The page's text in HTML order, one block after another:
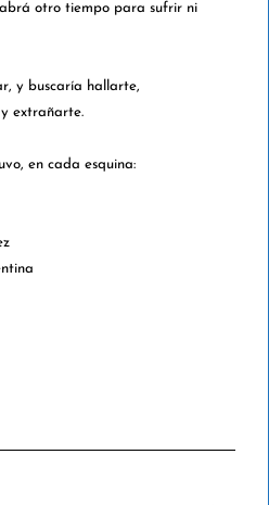
otro tiempo para sufrir ni
y buscaría hallarte,
extrañarte.
en cada esquina: